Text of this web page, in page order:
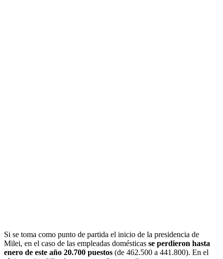
Si se toma como punto de partida el inicio de la presidencia de
Milei, en el caso de las empleadas domésticas se perdieron hasta
enero de este año 20.700 puestos (de 462.500 a 441.800). En el